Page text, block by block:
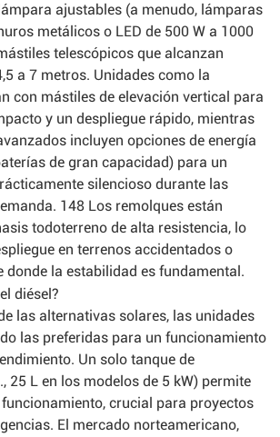
ajustables (a menudo, lámparas
metálicos o LED de 500 W a 1000
telescópicos que alcanzan
a 7 metros. Unidades como la
con mástiles de elevación vertical para
y un despliegue rápido, mientras
incluyen opciones de energía
de gran capacidad) para un
silencioso durante las
148 Los remolques están
todoterreno de alta resistencia, lo
en terrenos accidentados o
donde la estabilidad es fundamental.
diésel?
las alternativas solares, las unidades
las preferidas para un funcionamiento
Un solo tanque de
25 L en los modelos de 5 kW) permite
crucial para proyectos
El mercado norteamericano,